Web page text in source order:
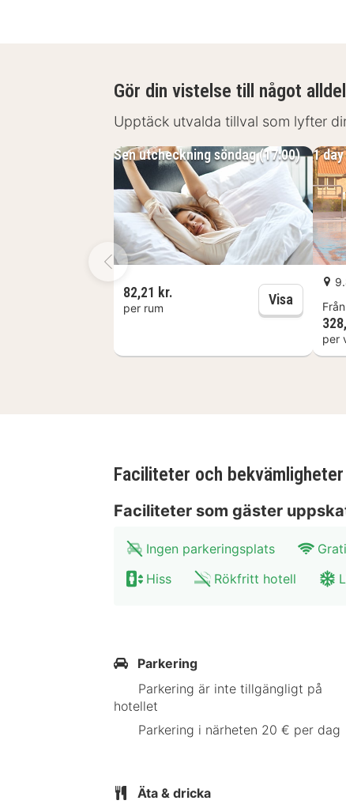
Budgett Hostels erbjuder 33 billiga
luftkonditionering, gratis Wifi och
Gör din vistelse till något
Upptäck utvalda tillval som lyfter
1
Från
per
Sen utcheckning söndag (17:00)
82,21 kr.
per rum
Visa Sen
Faciliteter och bekvämligheter
Faciliteter som gäster
Ingen parkeringsplats
Hiss
Rökfritt hotell
Parkering
hotellet
Parkering i närheten 20 € per dag
Äta & dricka